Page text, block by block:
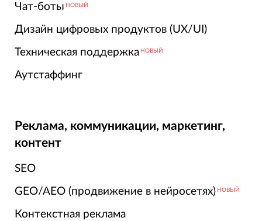
Чат-боты НОВЫЙ
Дизайн цифровых продуктов (UX/UI)
Техническая поддержка НОВЫЙ
Аутстаффинг
Реклама, коммуникации, маркетинг,
контент
SEO
GEO/AEO (продвижение в нейросетях) НОВЫЙ
Контекстная реклама